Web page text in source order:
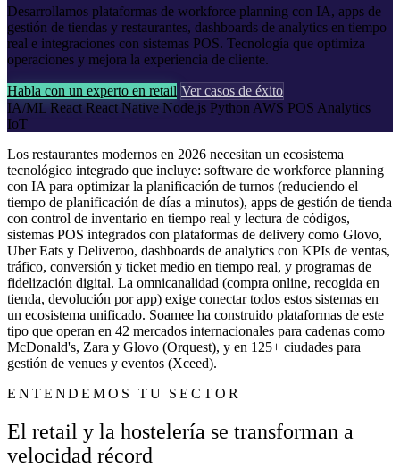
Desarrollamos plataformas de workforce planning con IA, apps de
gestión de tiendas y restaurantes, dashboards de analytics en tiempo
real e integraciones con sistemas POS. Tecnología que optimiza
operaciones y mejora la experiencia de cliente.
Habla con un experto en retail Ver casos de éxito
IA/ML React React Native Node.js Python AWS POS Analytics
IoT
Los restaurantes modernos en 2026 necesitan un ecosistema
tecnológico integrado que incluye: software de workforce planning
con IA para optimizar la planificación de turnos (reduciendo el
tiempo de planificación de días a minutos), apps de gestión de tienda
con control de inventario en tiempo real y lectura de códigos,
sistemas POS integrados con plataformas de delivery como Glovo,
Uber Eats y Deliveroo, dashboards de analytics con KPIs de ventas,
tráfico, conversión y ticket medio en tiempo real, y programas de
fidelización digital. La omnicanalidad (compra online, recogida en
tienda, devolución por app) exige conectar todos estos sistemas en
un ecosistema unificado. Soamee ha construido plataformas de este
tipo que operan en 42 mercados internacionales para cadenas como
McDonald's, Zara y Glovo (Orquest), y en 125+ ciudades para
gestión de venues y eventos (Xceed).
ENTENDEMOS TU SECTOR
El retail y la hostelería se transforman a
velocidad récord